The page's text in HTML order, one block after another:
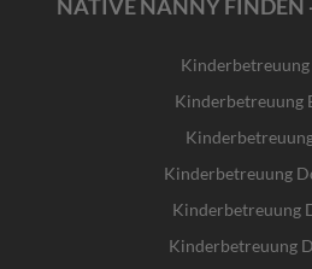
NATIVE NANNY FINDEN
Kinderbetreuung
Kinderbetreuung
Kinderbetreuung
Kinderbetreuung